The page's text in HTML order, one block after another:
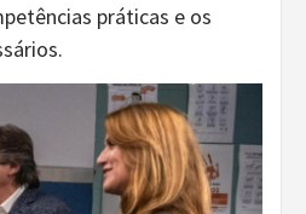
práticas e os